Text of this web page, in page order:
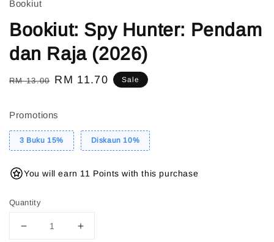
Bookiut
Bookiut: Spy Hunter: Pendam
dan Raja (2026)
Regular
RM 13.00 Sale
RM 11.70 Sale
Promotions
3 Buku 15% Diskaun 10%
You will earn 11 Points with this purchase
Quantity